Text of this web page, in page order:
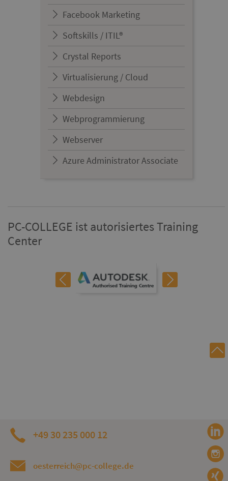
Facebook Marketing
Softskills / ITIL®
Crystal Reports
Virtualisierung / Cloud
Webdesign
Webprogrammierung
Webserver
Azure Administrator Associate
PC-COLLEGE ist autorisiertes Training
Center
+49 30 235 000 12
oesterreich@pc-college.de